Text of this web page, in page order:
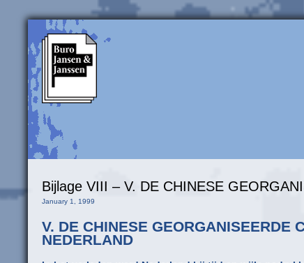
Bijlage VIII – V. DE CHINESE
January 1, 1999
V. DE CHINESE GEORGANISEERDE
NEDERLAND